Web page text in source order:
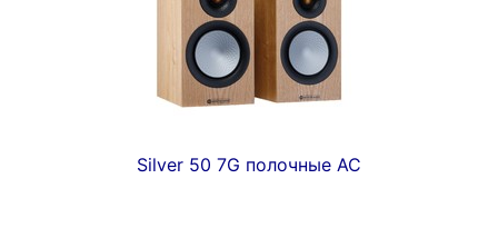
Silver 50 7G полочные АС